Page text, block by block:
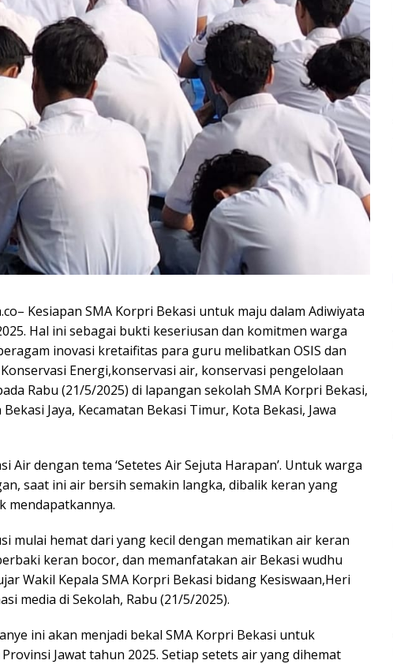
Kesiapan SMA Korpri Bekasi untuk maju dalam Adiwiyata
Hal ini sebagai bukti keseriusan dan komitmen warga
inovasi kretaifitas para guru melibatkan OSIS dan
Energi,konservasi air, konservasi pengelolaan
Rabu (21/5/2025) di lapangan sekolah SMA Korpri Bekasi,
Jaya, Kecamatan Bekasi Timur, Kota Bekasi, Jawa
Air dengan tema ‘Setetes Air Sejuta Harapan’. Untuk warga
saat ini air bersih semakin langka, dibalik keran yang
mendapatkannya.
mulai hemat dari yang kecil dengan mematikan air keran
keran bocor, dan memanfatakan air Bekasi wudhu
Wakil Kepala SMA Korpri Bekasi bidang Kesiswaan,Heri
media di Sekolah, Rabu (21/5/2025).
ini akan menjadi bekal SMA Korpri Bekasi untuk
Jawat tahun 2025. Setiap setets air yang dihemat